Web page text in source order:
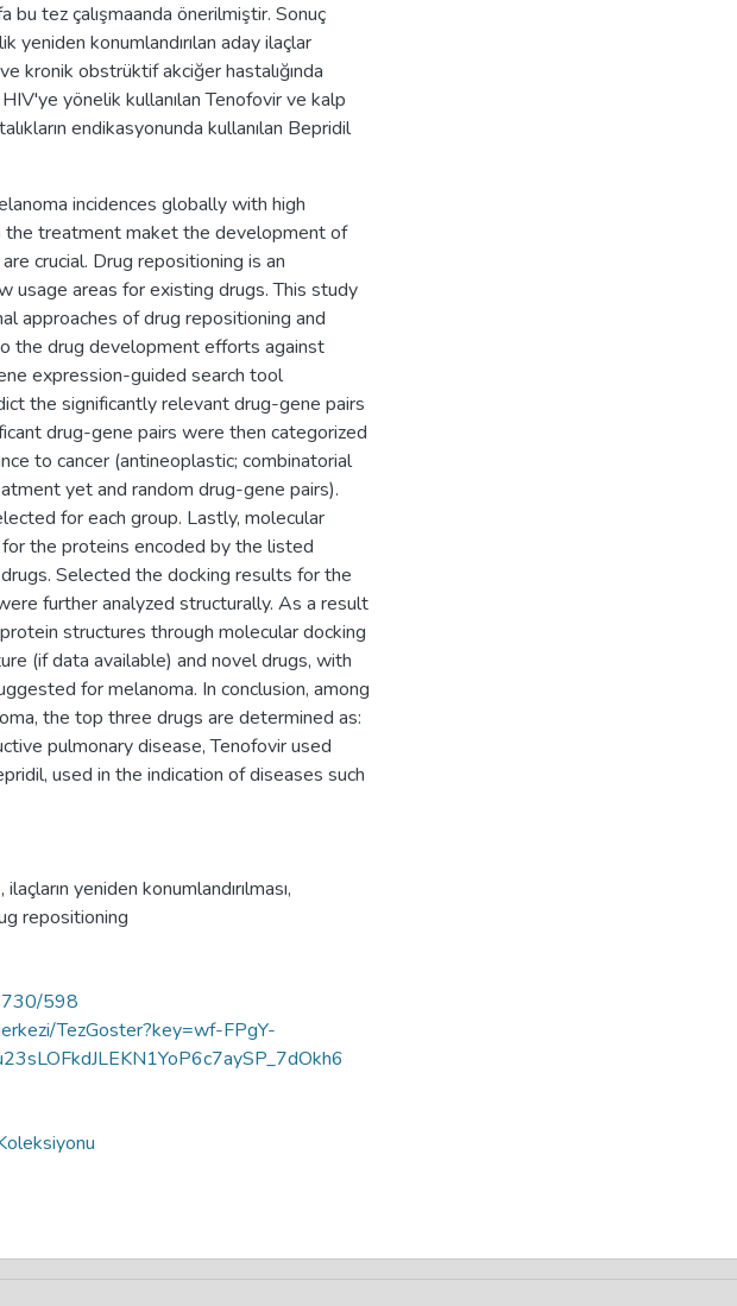
bu tez çalışmaanda önerilmiştir. Sonuç
yeniden konumlandırılan aday ilaçlar
kronik obstrüktif akciğer hastalığında
yönelik kullanılan Tenofovir ve kalp
endikasyonunda kullanılan Bepridil
incidences globally with high
the treatment maket the development of
crucial. Drug repositioning is an
usage areas for existing drugs. This study
approaches of drug repositioning and
the drug development efforts against
expression-guided search tool
the significantly relevant drug-gene pairs
drug-gene pairs were then categorized
to cancer (antineoplastic; combinatorial
yet and random drug-gene pairs).
for each group. Lastly, molecular
the proteins encoded by the listed
Selected the docking results for the
further analyzed structurally. As a result
structures through molecular docking
(if data available) and novel drugs, with
for melanoma. In conclusion, among
the top three drugs are determined as:
pulmonary disease, Tenofovir used
used in the indication of diseases such
, ilaçların yeniden konumlandırılması,
repositioning
598
TezGoster?key=wf-FPgY-